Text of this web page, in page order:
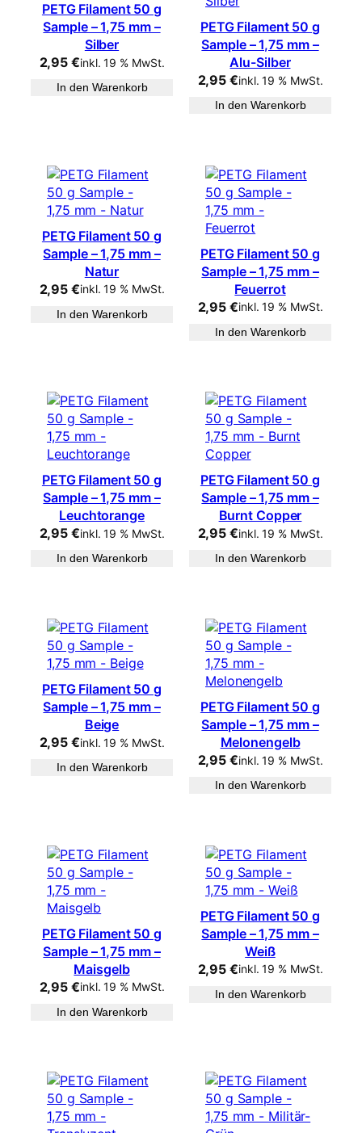
PETG Filament 50 g
Sample – 1,75 mm –
Silber
2,95€inkl. 19 % MwSt.
In den Warenkorb
PETG Filament 50 g
Sample – 1,75 mm –
Alu-Silber
2,95€inkl. 19 % MwSt.
In den Warenkorb
PETG Filament 50 g
Sample – 1,75 mm –
Natur
2,95€inkl. 19 % MwSt.
In den Warenkorb
PETG Filament 50 g
Sample – 1,75 mm –
Feuerrot
2,95€inkl. 19 % MwSt.
In den Warenkorb
PETG Filament 50 g
Sample – 1,75 mm –
Leuchtorange
2,95€inkl. 19 % MwSt.
In den Warenkorb
PETG Filament 50 g
Sample – 1,75 mm –
Burnt Copper
2,95€inkl. 19 % MwSt.
In den Warenkorb
PETG Filament 50 g
Sample – 1,75 mm –
Beige
2,95€inkl. 19 % MwSt.
In den Warenkorb
PETG Filament 50 g
Sample – 1,75 mm –
Melonengelb
2,95€inkl. 19 % MwSt.
In den Warenkorb
PETG Filament 50 g
Sample – 1,75 mm –
Maisgelb
2,95€inkl. 19 % MwSt.
In den Warenkorb
PETG Filament 50 g
Sample – 1,75 mm –
Weiß
2,95€inkl. 19 % MwSt.
In den Warenkorb